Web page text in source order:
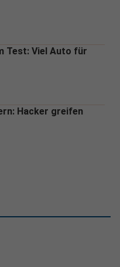
Test: Viel Auto für
Hacker greifen